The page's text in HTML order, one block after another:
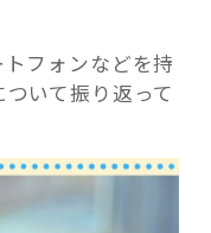
フォンなどを持
いて振り返って